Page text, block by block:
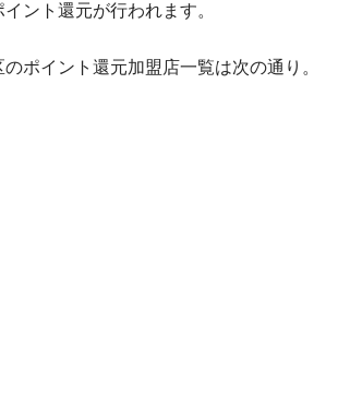
ント還元が行われます。
ポイント還元加盟店一覧は次の通り。